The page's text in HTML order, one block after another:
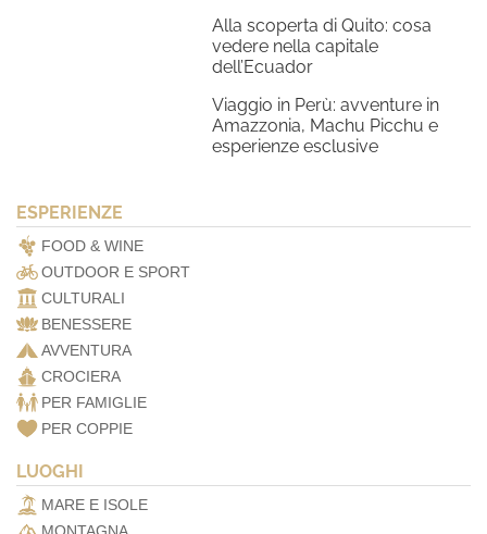
Alla scoperta di Quito: cosa
vedere nella capitale
dell’Ecuador
Viaggio in Perù: avventure in
Amazzonia, Machu Picchu e
esperienze esclusive
ESPERIENZE
FOOD & WINE
OUTDOOR E SPORT
CULTURALI
BENESSERE
AVVENTURA
CROCIERA
PER FAMIGLIE
PER COPPIE
LUOGHI
MARE E ISOLE